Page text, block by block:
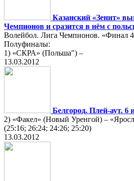
Казанский «Зенит»
Чемпионов и сразится в нём с
Волейбол. Лига Чемпионов. «Финал
Полуфиналы:
1) «СКРА» (Польша") –
13.03.2012
Белгород. Плей-аут. 6
2) «Факел» (Новый Уренгой) –
(25:16; 26:24; 24:26; 25:20)
13.03.2012